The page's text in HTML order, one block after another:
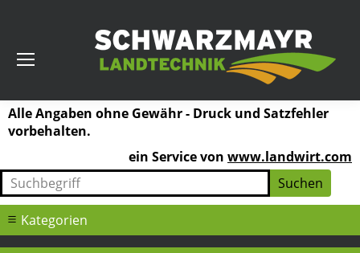
Kategorien
Alle Angaben ohne Gewähr - Druck und Satzfehler
vorbehalten.
ein Service von www.landwirt.com